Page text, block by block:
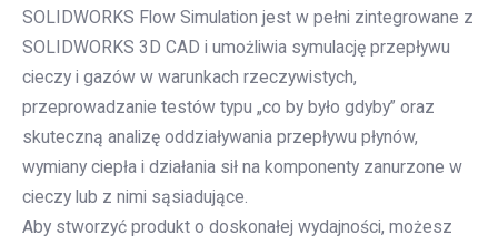
SOLIDWORKS Flow Simulation jest w pełni zintegrowane z
SOLIDWORKS 3D CAD i umożliwia symulację przepływu
cieczy i gazów w warunkach rzeczywistych,
przeprowadzanie testów typu „co by było gdyby” oraz
skuteczną analizę oddziaływania przepływu płynów,
wymiany ciepła i działania sił na komponenty zanurzone w
cieczy lub z nimi sąsiadujące.
Aby stworzyć produkt o doskonałej wydajności, możesz